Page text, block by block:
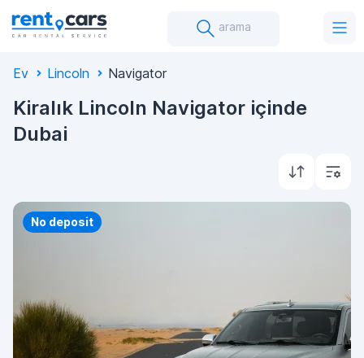
arama
Ev Lincoln Navigator
Kiralık Lincoln Navigator içinde
Dubai
Priority
No deposit